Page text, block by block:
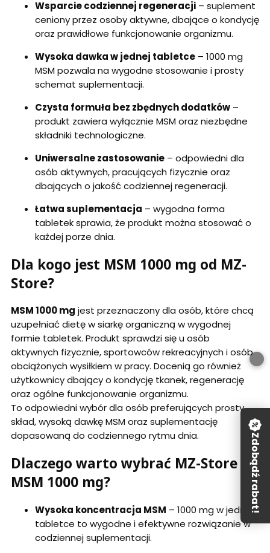
Wsparcie codziennej regeneracji – suplement
ceniony przez osoby aktywne, dbające o kondycję
oraz prawidłowe funkcjonowanie organizmu.
Wysoka dawka w jednej tabletce – 1000 mg
MSM pozwala na wygodne stosowanie i prosty
schemat suplementacji.
Czysta formuła bez zbędnych dodatków –
produkt zawiera wyłącznie MSM oraz niezbędne
składniki technologiczne.
Uniwersalne zastosowanie – odpowiedni dla
osób aktywnych, pracujących fizycznie oraz
dbających o jakość codziennej regeneracji.
Łatwa suplementacja – wygodna forma
tabletek sprawia, że produkt można stosować o
każdej porze dnia.
Dla kogo jest MSM 1000 mg od MZ-
Store?
MSM 1000 mg jest przeznaczony dla osób, które chcą
uzupełniać dietę w siarkę organiczną w wygodnej
formie tabletek. Produkt sprawdzi się u osób
aktywnych fizycznie, sportowców rekreacyjnych i osób
obciążonych wysiłkiem w pracy. Docenią go również
użytkownicy dbający o kondycję tkanek, regenerację
oraz ogólne funkcjonowanie organizmu.
To odpowiedni wybór dla osób preferujących prosty
skład, wysoką dawkę MSM oraz suplementację
dopasowaną do codziennego rytmu dnia.
Dlaczego warto wybrać MZ-Store
MSM 1000 mg?
Wysoka koncentracja MSM – 1000 mg w jednej
tabletce to wygodne i efektywne rozwiązanie w
codziennej suplementacji.
Zdobądź rabat!